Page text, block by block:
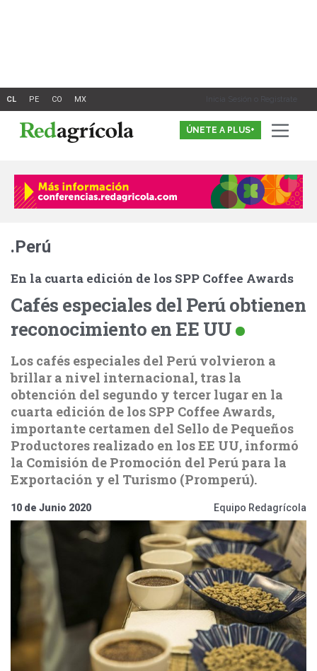
Inicia Sesión o Registrate
ÚNETE A PLUS+
.Perú
En la cuarta edición de los SPP Coffee Awards
Cafés especiales del Perú obtienen
reconocimiento en EE UU
Los cafés especiales del Perú volvieron a
brillar a nivel internacional, tras la
obtención del segundo y tercer lugar en la
cuarta edición de los SPP Coffee Awards,
importante certamen del Sello de Pequeños
Productores realizado en los EE UU, informó
la Comisión de Promoción del Perú para la
Exportación y el Turismo (Promperú).
10 de Junio 2020 Equipo Redagrícola